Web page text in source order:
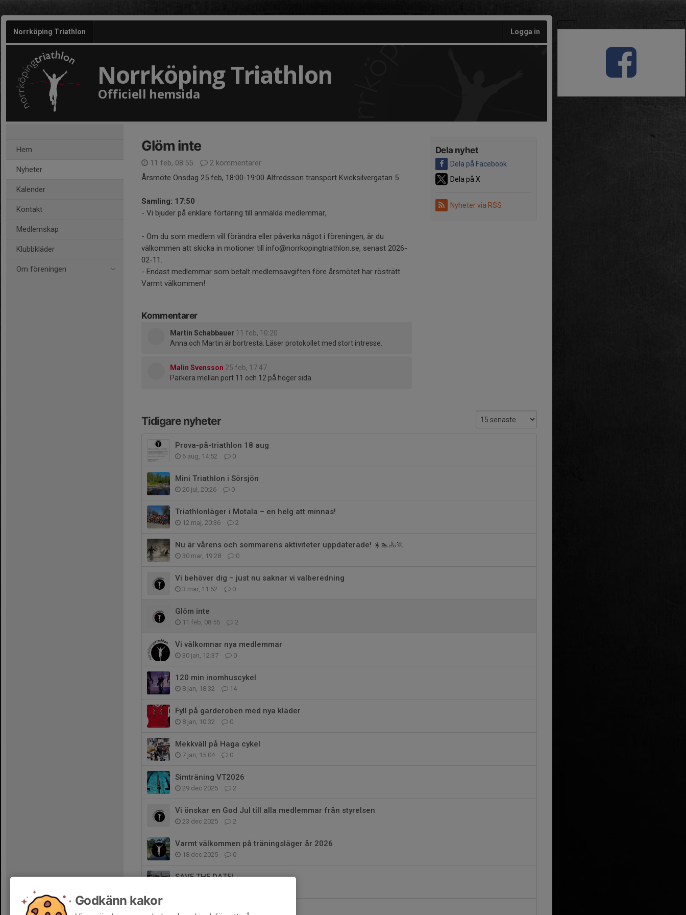
Norrköping Triathlon Logga in
Norrköping Triathlon
Officiell hemsida
Hem
Nyheter
Kalender
Kontakt
Medlemskap
Klubbkläder
Om föreningen
Dela nyhet
Dela på Facebook
Dela på X
Nyheter via RSS
Glöm inte
11 feb, 08:55
2 kommentarer
Årsmöte Onsdag 25 feb, 18:00-19:00 Alfredsson transport Kvicksilvergatan 5
Samling: 17:50
- Vi bjuder på enklare förtäring till anmälda medlemmar,
- Om du som medlem vill förändra eller påverka något i föreningen, är du
välkommen att skicka in motioner till info@norrkopingtriathlon.se, senast 2026-
02-11.
- Endast medlemmar som betalt medlemsavgiften före årsmötet har rösträtt.
Varmt välkommen!
Kommentarer
Martin Schabbauer 11 feb, 10:20
Anna och Martin är bortresta. Läser protokollet med stort intresse.
Malin Svensson 25 feb, 17:47
Parkera mellan port 11 och 12 på höger sida
Tidigare nyheter
Prova-på-triathlon 18 aug
6 aug, 14:52 0
Mini Triathlon i Sörsjön
20 jul, 20:26 0
Triathlonläger i Motala – en helg att minnas!
12 maj, 20:36 2
Nu är vårens och sommarens aktiviteter uppdaterade! ☀️🏊🚴🏃
30 mar, 19:28 0
Vi behöver dig – just nu saknar vi valberedning
3 mar, 11:52 0
Glöm inte
11 feb, 08:55 2
Vi välkomnar nya medlemmar
30 jan, 12:37 0
120 min inomhuscykel
8 jan, 18:32 14
Fyll på garderoben med nya kläder
8 jan, 10:32 0
Mekkväll på Haga cykel
7 jan, 15:04 0
Simträning VT2026
29 dec 2025 2
Vi önskar en God Jul till alla medlemmar från styrelsen
23 dec 2025 2
Varmt välkommen på träningsläger år 2026
18 dec 2025 0
SAVE THE DATE!
Godkänn kakor